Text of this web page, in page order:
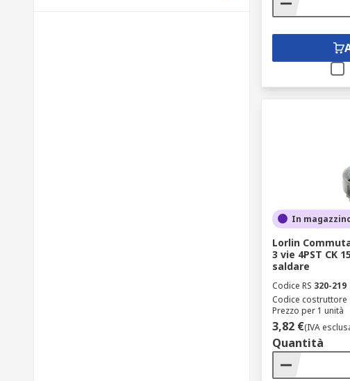
In
Lorlin
3 vie 4PST CK
saldare
Codice RS 320-219
Codice costruttore
Prezzo per 1 unità
3,82 €(IVA
Quantità